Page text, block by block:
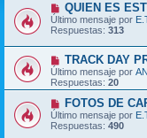
QUIEN ES
Último mensaje por
Respuestas: 313
TRACK DAY
Último mensaje por
Respuestas: 20
FOTOS DE
Último mensaje por
Respuestas: 490